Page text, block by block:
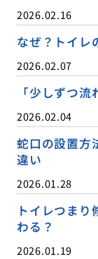
2026.02.16
なぜ？トイレ
2026.02.07
「少しずつ
2026.02.04
蛇口の設置方
違い
2026.01.28
トイレつま
わる？
2026.01.19